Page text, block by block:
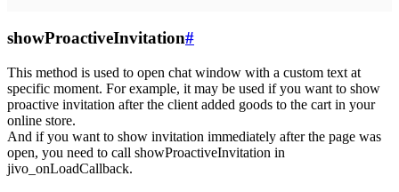
showProactiveInvitation#
This method is used to open chat window with a custom text at
specific moment. For example, it may be used if you want to show
proactive invitation after the client added goods to the cart in your
online store.
And if you want to show invitation immediately after the page was
open, you need to call showProactiveInvitation in
jivo_onLoadCallback.